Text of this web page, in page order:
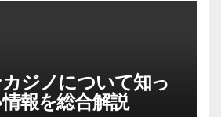
ジノについて知っ
報を総合解説